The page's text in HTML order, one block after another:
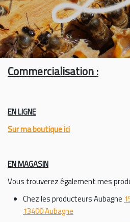
Commercialisation :
EN LIGNE
Sur ma boutique ici
EN MAGASIN
Vous trouverez également mes
Chez les producteurs Aubagne
13400 Aubagne